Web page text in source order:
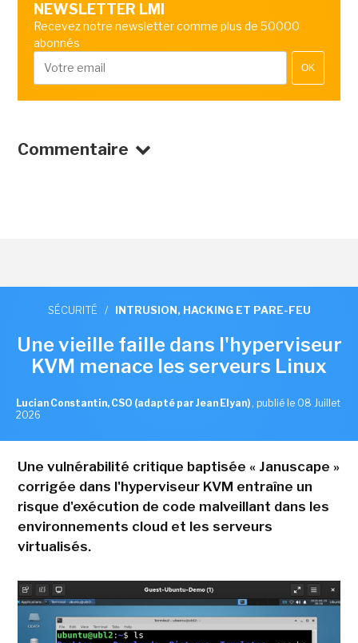
NEWSLETTER LMI
Recevez notre newsletter comme plus de 50000
abonnés
OK
Commentaire
SÉCURITÉ / INTRUSION, HACKING ET PARE-FEU
Une vieille faille dans l'hyperviseur
KVM menace les serveurs Linux
Lucian Constantin, CSO (adapté par Jean Elyan) , publié le 08 Juillet
2026
Une vulnérabilité critique baptisée « Januscape »
corrigée dans l'hyperviseur KVM entraîne un
risque d'exécution de code malveillant dans les
environnements cloud et les serveurs
virtualisés.